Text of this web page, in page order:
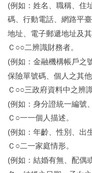
(例如：姓名、職稱、住
碼、行動電話、網路平
地址、電子郵遞地址及
Ｃ○○二辨識財務者。
(例如：金融機構帳戶之
保險單號碼、個人之其他
Ｃ○○三政府資料中之辨識
(例如：身分證統一編號
Ｃ○一一個人描述。
(例如：年齡、性別、出
Ｃ○二一家庭情形。
(例如：結婚有無、配偶